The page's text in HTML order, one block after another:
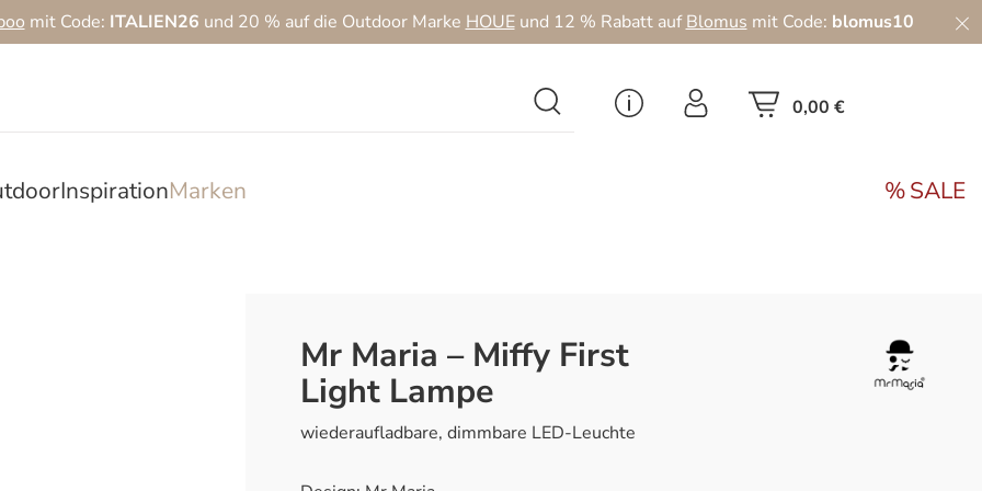
mit Code: ITALIEN26 und 20 % auf die Outdoor Marke HOUEund 12 % Rabatt aufBlomus mit Code: blomus10
0,00 €
InspirationMarken SALE
Mr Maria – Miffy First
Light Lampe
wiederaufladbare, dimmbare LED-Leuchte